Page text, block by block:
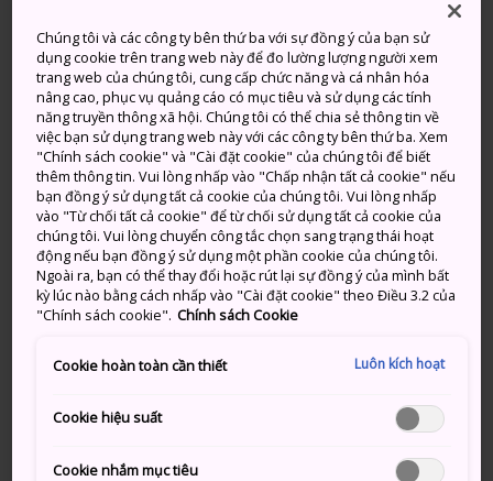
Tìm hiểu thiên nhiên tại Vườn
thú Maruyama ở Hokkaido
Vườn thú Maruyama mang đến niềm vui cho cả gia
đình, là nơi thực hiện chuyến đi chơi ban ngày được
ưa thích gần trung tâm thành phố Sapporo. Là một
phần củaCông viên Maruyama
rộng lớn, vườn thú
có nhiều cây xanh tươi tốt bao quanh. “Cùng tìm hiểu
thiên nhiên” là chủ đề được nêu bật trong thiết kế của
vườn thú, nơi sắp xếp các buổi triển lãm để trưng bày
môi trường sống của các loài động vật một cách phù
hợp nhất.
Chúng tôi và các công ty bên thứ ba với sự đồng ý của bạn sử
dụng cookie trên trang web này để đo lường lượng người xem
trang web của chúng tôi, cung cấp chức năng và cá nhân hóa
nâng cao, phục vụ quảng cáo có mục tiêu và sử dụng các tính
năng truyền thông xã hội. Chúng tôi có thể chia sẻ thông tin về
việc bạn sử dụng trang web này với các công ty bên thứ ba. Xem
"Chính sách cookie" và "Cài đặt cookie" của chúng tôi để biết
thêm thông tin. Vui lòng nhấp vào "Chấp nhận tất cả cookie" nếu
bạn đồng ý sử dụng tất cả cookie của chúng tôi. Vui lòng nhấp
vào "Từ chối tất cả cookie" để từ chối sử dụng tất cả cookie của
chúng tôi. Vui lòng chuyển công tắc chọn sang trạng thái hoạt
động nếu bạn đồng ý sử dụng một phần cookie của chúng tôi.
Ngoài ra, bạn có thể thay đổi hoặc rút lại sự đồng ý của mình bất
kỳ lúc nào bằng cách nhấp vào "Cài đặt cookie" theo Điều 3.2 của
"Chính sách cookie". Chính sách Cookie
Cookie hoàn toàn cần thiết Luôn kích hoạt
Cookie hiệu suất
Cookie nhắm mục tiêu